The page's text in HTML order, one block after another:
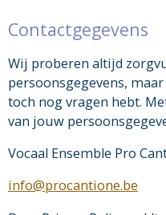
Contactgegevens
Wij proberen altijd
persoonsgegevens,
toch nog vragen hebt.
van jouw
Vocaal Ensemble Pro
info@procantione.be